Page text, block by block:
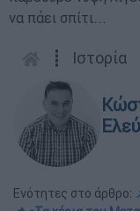
να πάει σπίτι...
┋ Ιστορία
Ενότητες στο άρθρο: